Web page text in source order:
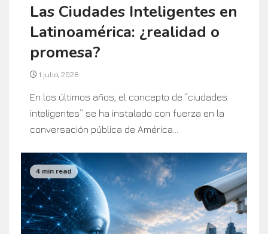
Las Ciudades Inteligentes en
Latinoamérica: ¿realidad o
promesa?
1 julio, 2026
En los últimos años, el concepto de “ciudades
inteligentes” se ha instalado con fuerza en la
conversación pública de América...
4 min read